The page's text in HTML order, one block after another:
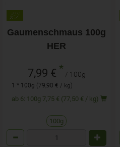
Gaumenschmaus 100g
HER
7,99 € * / 100g
1 * 100g (79,90 € / kg)
ab 6: 100g 7,75 € (77,50 € / kg)
100g